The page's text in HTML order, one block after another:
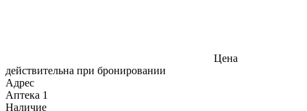
Цена
действительна при бронировании
Адрес
Аптека 1
Наличие